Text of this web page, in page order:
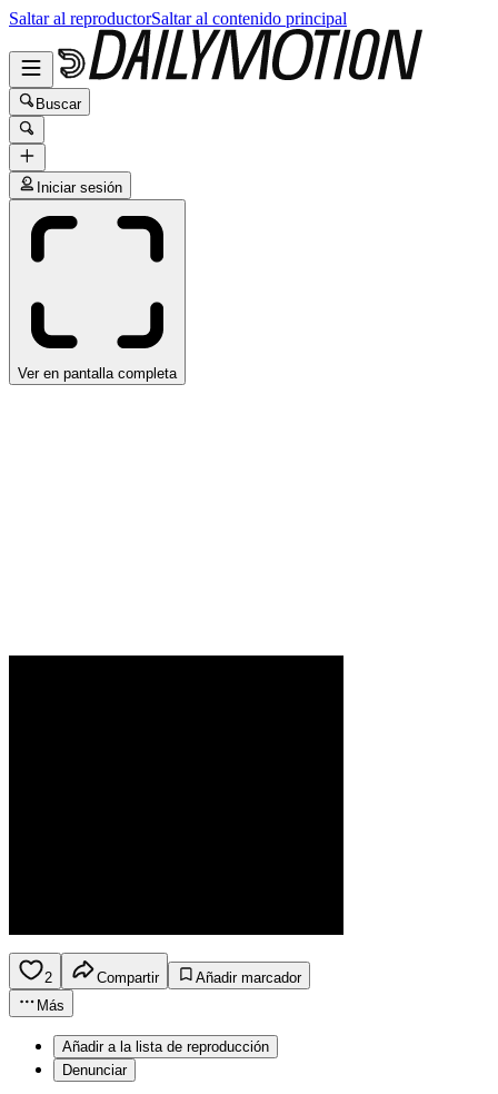
Saltar al reproductorSaltar al contenido principal
Buscar
Iniciar sesión
Ver en pantalla completa
2 Compartir
Añadir marcador
Más
Añadir a la lista de reproducción
Denunciar